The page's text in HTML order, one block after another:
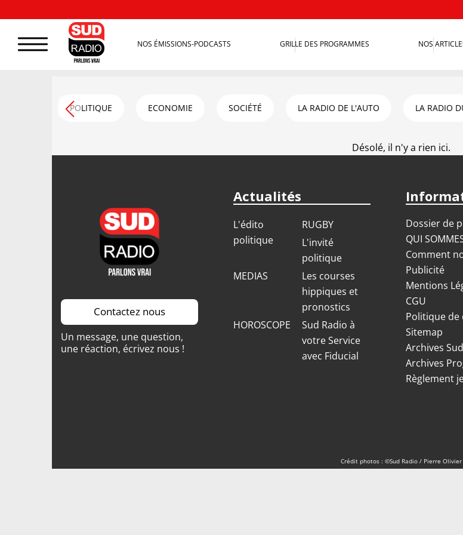
NOS ÉMISSIONS-PODCASTS GRILLE DES PROGRAMMES NOS
POLITIQUE ECONOMIE SOCIÉTÉ LA RADIO DE L'AUTO LA RADIO
Désolé, il n'y a rien ici.
Contactez nous
Un message, une question,
une réaction, écrivez nous !
Actualités
L'édito
politique
RUGBY
L'invité
politique
MEDIAS
Les courses
hippiques et
pronostics
HOROSCOPE
Sud Radio à
votre Service
avec Fiducial
Dossier de
QUI
Comment
Publicité
Mentions
CGU
Politique
Sitemap
Archives
Archives
Règlement
Crédit photos : ©Sud Radio / Pierre Olivier